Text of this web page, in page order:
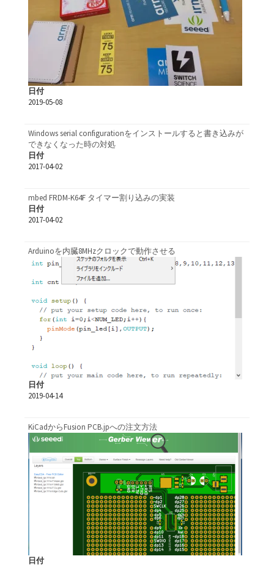
日付
2019-05-08
Windows serial configurationをインストールすると書き込みが
できなくなった時の対処
日付
2017-04-02
mbed FRDM-K64F タイマー割り込みの実装
日付
2017-04-02
Arduinoを内臓8MHzクロックで動作させる
日付
2019-04-14
KiCadからFusion PCB.jpへの注文方法
日付